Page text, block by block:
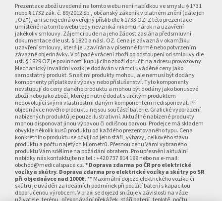
Prezentace zboží uvedená na tomto webu není nabídkou ve smyslu § 1731
nebo § 1732 zák. č. 89/2012 Sb., občanský zákoník v platném znění (dále jen
„OZ“), ani se nejedná o veřejný příslib dle § 1733 OZ. Z této prezentace
umístěné na tomto webu tedy nevzniká nikomu nárok na uzavření
jakékoliv smlouvy. Zájemci bude na jeho žádost zaslána předsmluvní
dokumentace dle ust. § 1820 a násl. OZ. Cena je závazná v okamžiku
uzavření smlouvy, která je uzavírána v písemné formě nebo potvrzením
závazné objednávky. V případě vrácení zboží po odstoupení od smlouvy dle
ust. § 1829 OZ je povinností kupujícího zboží doručit na adresu provozovny.
Mechanický invalidní vozík je dodáván v rámci uváděné ceny jako
samostatný produkt. S našimi produkty mohou, ale nemusí být dodány
komponenty příplatkové výbavy nebo příslušenství. Tyto komponenty
nevstupují do ceny daného produktu a mohou být dodány jako bonusové
zboží nebo jako zboží, které je nutné dodat s určitým produktem
nedovolující svými vlastnostmi daným komponentem nedisponovat. Při
objednávce nového produktu nejsou součástí baterie. Grafické vyobrazení
nabízených produktů je pouze ilustrativní. Aktuálně nabízené produkty
mohou disponovat jinou výbavou či odlišnou barvou. Prodejce má skladem
obvykle několik kusů produktu od každého prezentovaného typu. Cena
konkrétního produktu se odvíjí od jeho stáří, výbavy, celkového stavu
produktu a počtu najetých kilometrů. Přesnou cenu Vámi vybraného
produktu Vám sdělíme na požádání obratem. Pro upřesnění aktuální
nabídky nás kontaktujte na tel.: +420 737 814 199 nebo na e-mail:
obchod@medicalspace.cz.* Doprava zdarma po ČR pro elektrické
vozíky a skútry. Doprava zdarma pro elektrické vozíky a skútry po SR
při objednávce nad 1000€. ** Maximální dojezd elektrického vozíku či
skútru je uváděn za ideálních podmínek při použití baterií s kapacitou
doporučenou výrobcem. V praxi se dojezd snižuje v závislosti na váze